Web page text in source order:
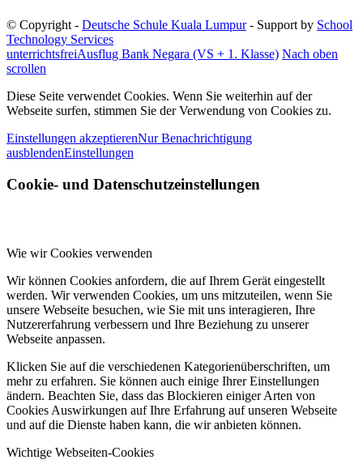
© Copyright - Deutsche Schule Kuala Lumpur- Support by School
Technology Services
unterrichtsfreiAusflug Bank Negara (VS + 1. Klasse) Nach oben
scrollen
Diese Seite verwendet Cookies. Wenn Sie weiterhin auf der
Webseite surfen, stimmen Sie der Verwendung von Cookies zu.
Einstellungen akzeptierenNur Benachrichtigung
ausblendenEinstellungen
Cookie- und Datenschutzeinstellungen
Wie wir Cookies verwenden
Wir können Cookies anfordern, die auf Ihrem Gerät eingestellt
werden. Wir verwenden Cookies, um uns mitzuteilen, wenn Sie
unsere Webseite besuchen, wie Sie mit uns interagieren, Ihre
Nutzererfahrung verbessern und Ihre Beziehung zu unserer
Webseite anpassen.
Klicken Sie auf die verschiedenen Kategorienüberschriften, um
mehr zu erfahren. Sie können auch einige Ihrer Einstellungen
ändern. Beachten Sie, dass das Blockieren einiger Arten von
Cookies Auswirkungen auf Ihre Erfahrung auf unseren Webseite
und auf die Dienste haben kann, die wir anbieten können.
Wichtige Webseiten-Cookies